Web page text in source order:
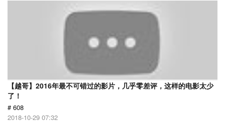
【越哥】2016年最不可错过的影片，几乎零差评，这样的电影太少
了！
# 608
2018-10-29 07:32